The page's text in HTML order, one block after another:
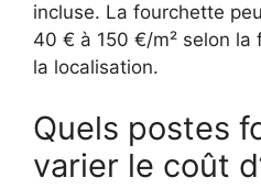
incluse. La fourchette
40 € à 150 €/m² selon la
la localisation.
Quels postes
varier le coût